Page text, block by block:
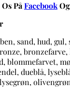
PåFacebookOg
sand, hud,
blommefarvet,
dueblå,